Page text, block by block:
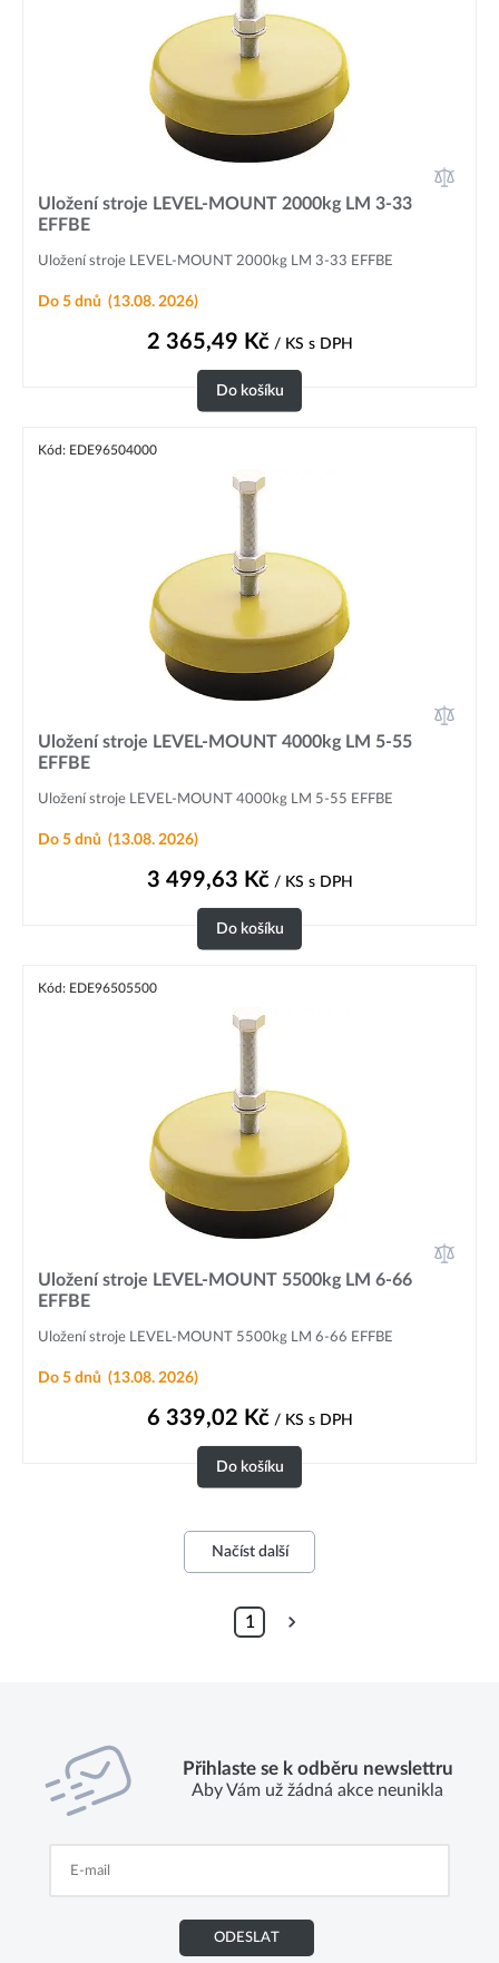
Uložení stroje LEVEL-MOUNT 2000kg LM 3-33
EFFBE
Uložení stroje LEVEL-MOUNT 2000kg LM 3-33 EFFBE
Do 5 dnů (13.08. 2026)
2 365,49 Kč/ KS s DPH
Do košíku
Kód: EDE96504000
Uložení stroje LEVEL-MOUNT 4000kg LM 5-55
EFFBE
Uložení stroje LEVEL-MOUNT 4000kg LM 5-55 EFFBE
Do 5 dnů (13.08. 2026)
3 499,63 Kč/ KS s DPH
Do košíku
Kód: EDE96505500
Uložení stroje LEVEL-MOUNT 5500kg LM 6-66
EFFBE
Uložení stroje LEVEL-MOUNT 5500kg LM 6-66 EFFBE
Do 5 dnů (13.08. 2026)
6 339,02 Kč/ KS s DPH
Do košíku
Načíst další
1
Přihlaste se k odběru newslettru
Aby Vám už žádná akce neunikla
ODESLAT